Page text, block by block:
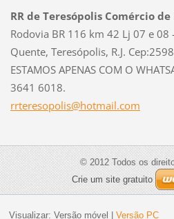
RR de Teresópolis Comércio
Rodovia BR 116 km 42 Lj 07 e 08
Quente, Teresópolis, R.J.
ESTAMOS APENAS COM O
3641 6018.
rrteresopolis@hotmail.com
© 2012 Todos os
Crie um site gratuito
Visualizar: Versão móvel Versão PC